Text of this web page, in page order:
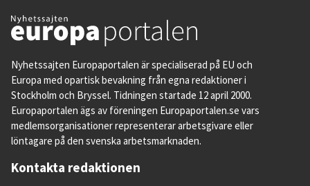
Nyhetssajten Europaportalen är specialiserad på EU och
Europa med opartisk bevakning från egna redaktioner i
Stockholm och Bryssel. Tidningen startade 12 april 2000.
Europaportalen ägs av föreningen Europaportalen.se vars
medlemsorganisationer representerar arbetsgivare eller
löntagare på den svenska arbetsmarknaden.
Kontakta redaktionen